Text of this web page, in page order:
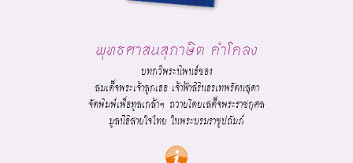
พุทธศาสนสุภาษิต คำโคลง
บทกวีพระนิพนธ์ของ
สมเด็จพระเจ้าลูกเธอ เจ้าฟ้าสิรินธรเทพรัตนสุดา
จัดพิมพ์เพื่อทูลเกล้าฯ ถวายโดยเสด็จพระราชกุศล
มูลนิิธิสายใจไทย ในพระบรมราชูปถัมภ์